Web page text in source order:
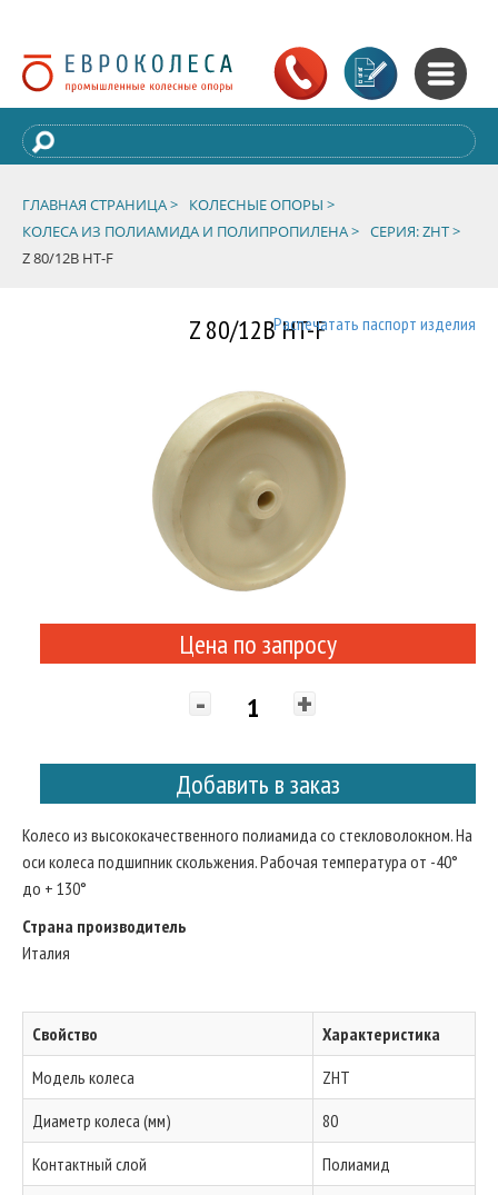
ГЛАВНАЯ СТРАНИЦА >
КОЛЕСНЫЕ ОПОРЫ >
КОЛЕСА ИЗ ПОЛИАМИДА И ПОЛИПРОПИЛЕНА > СЕРИЯ: ZHT >
Z 80/12B HT-F
Z 80/12B HT-FРаспечатать паспорт изделия
Цена по запросу
- +
Добавить в заказ
Колесо из высококачественного полиамида со стекловолокном. На
оси колеса подшипник скольжения. Рабочая температура от -40°
до + 130°
Страна производитель
Италия
Свойство
Характеристика
Модель колеса
ZHT
Диаметр колеса (мм)
80
Контактный слой
Полиамид